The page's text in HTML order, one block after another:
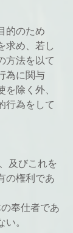
的のため
求め、若し
方法を以て
為に関与
除く外、
行為をして
及びこれを
の権利であ
奉仕者であ
。